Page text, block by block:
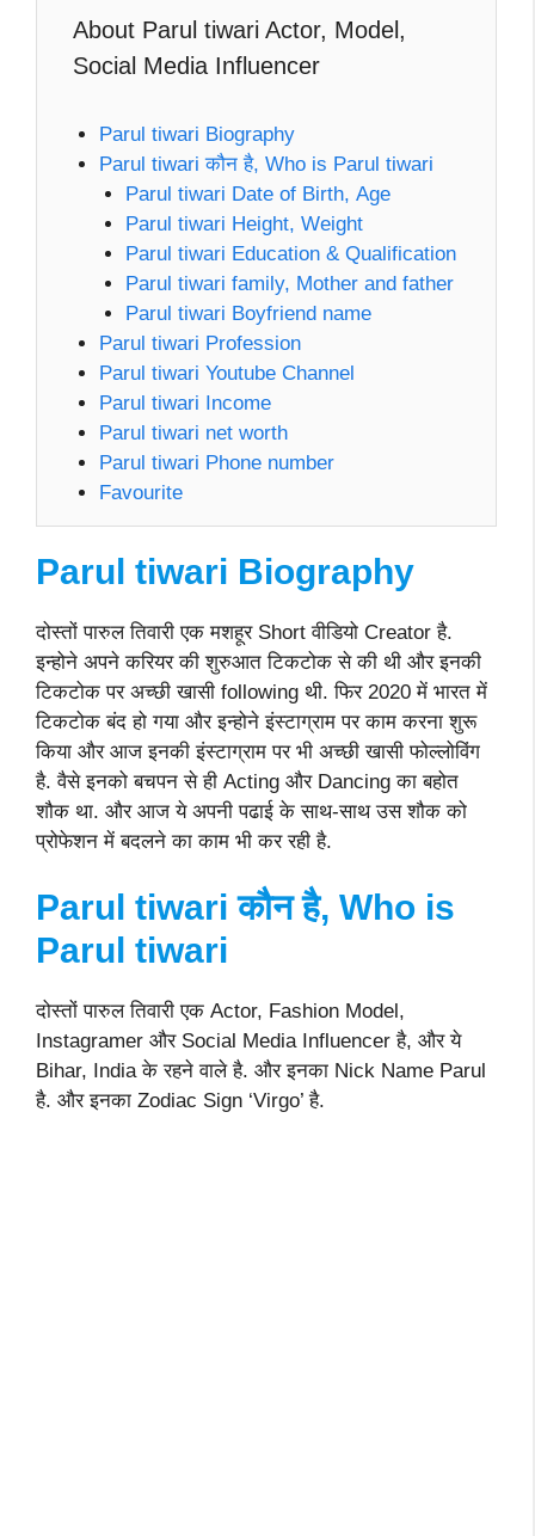
About Parul tiwari Actor, Model,
Social Media Influencer
Parul tiwari Biography
Parul tiwari कौन है, Who is Parul tiwari
Parul tiwari Date of Birth, Age
Parul tiwari Height, Weight
Parul tiwari Education & Qualification
Parul tiwari family, Mother and father
Parul tiwari Boyfriend name
Parul tiwari Profession
Parul tiwari Youtube Channel
Parul tiwari Income
Parul tiwari net worth
Parul tiwari Phone number
Favourite
Parul tiwari Biography
दोस्तों पारुल तिवारी एक मशहूर Short वीडियो Creator है.
इन्होने अपने करियर की शुरुआत टिकटोक से की थी और इनकी
टिकटोक पर अच्छी खासी following थी. फिर 2020 में भारत में
टिकटोक बंद हो गया और इन्होने इंस्टाग्राम पर काम करना शुरू
किया और आज इनकी इंस्टाग्राम पर भी अच्छी खासी फोल्लोविंग
है. वैसे इनको बचपन से ही Acting और Dancing का बहोत
शौक था. और आज ये अपनी पढाई के साथ-साथ उस शौक को
प्रोफेशन में बदलने का काम भी कर रही है.
Parul tiwari कौन है, Who is
Parul tiwari
दोस्तों पारुल तिवारी एक Actor, Fashion Model,
Instagramer और Social Media Influencer है, और ये
Bihar, India के रहने वाले है. और इनका Nick Name Parul
है. और इनका Zodiac Sign ‘Virgo’ है.